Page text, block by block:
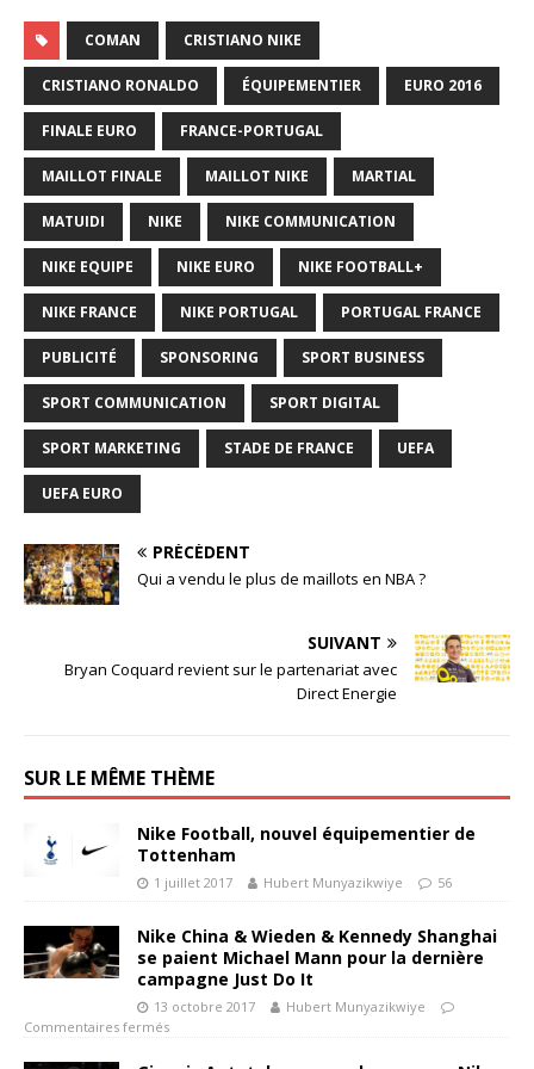
COMAN CRISTIANO NIKE
CRISTIANO RONALDO ÉQUIPEMENTIER EURO 2016
FINALE EURO FRANCE-PORTUGAL
MAILLOT FINALE MAILLOT NIKE MARTIAL
MATUIDI NIKE NIKE COMMUNICATION
NIKE EQUIPE NIKE EURO NIKE FOOTBALL+
NIKE FRANCE NIKE PORTUGAL PORTUGAL FRANCE
PUBLICITÉ SPONSORING SPORT BUSINESS
SPORT COMMUNICATION SPORT DIGITAL
SPORT MARKETING STADE DE FRANCE UEFA
UEFA EURO
PRÉCÉDENT
Qui a vendu le plus de maillots en NBA ?
SUIVANT
Bryan Coquard revient sur le partenariat avec
Direct Energie
SUR LE MÊME THÈME
Nike Football, nouvel équipementier de
Tottenham
1 juillet 2017 Hubert Munyazikwiye 56
Nike China & Wieden & Kennedy Shanghai
se paient Michael Mann pour la dernière
campagne Just Do It
13 octobre 2017
Hubert Munyazikwiye
Commentaires fermés